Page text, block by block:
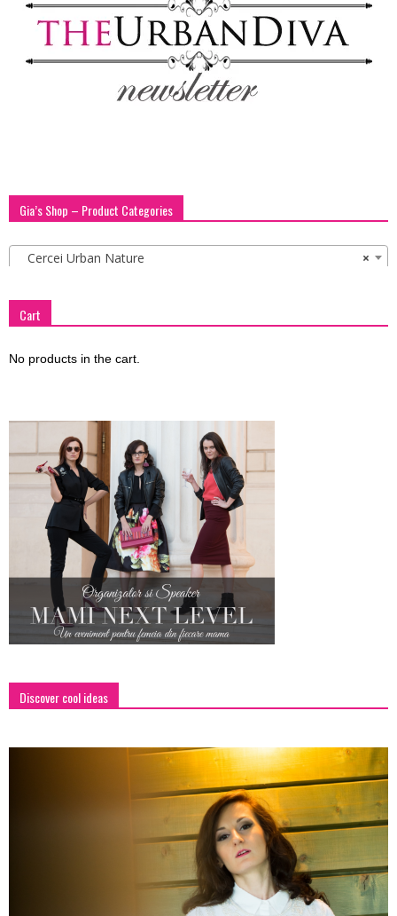
Gia’s Shop – Product Categories
×
Cercei Urban Nature
Cart
No products in the cart.
Discover cool ideas